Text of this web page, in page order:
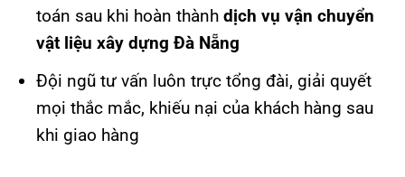
toán sau khi hoàn thànhdịch vụ vận chuyển
vật liệu xây dựng Đà Nẵng
Đội ngũ tư vấn luôn trực tổng đài, giải quyết
mọi thắc mắc, khiếu nại của khách hàng sau
khi giao hàng